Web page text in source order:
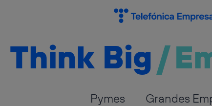
Think Big/
Pymes Grandes